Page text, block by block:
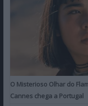
O Misterioso Olhar do
Cannes chega a Portugal